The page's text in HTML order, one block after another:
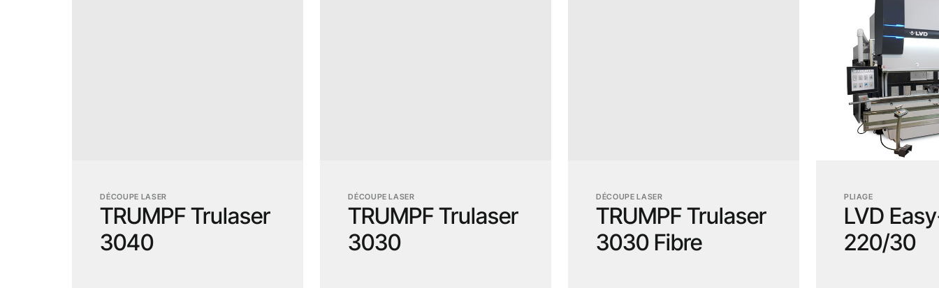
DÉCOUPE LASER
TRUMPF Trulaser
3040
DÉCOUPE LASER
TRUMPF Trulaser
3030
DÉCOUPE LASER
TRUMPF Trulaser
3030 Fibre
PLIAGE
LVD
220/30